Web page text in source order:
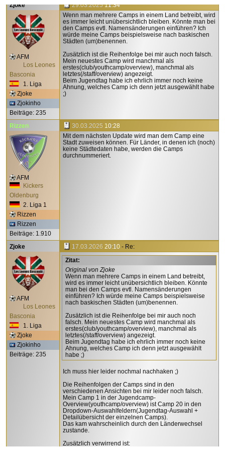
Zjoke
AFM
Los Leones
Basconia
1. Liga
Zjoke
Zjokinho
Beiträge: 235
29.03.2025 11:34
Wenn man mehrere Camps in einem Land betreibt, wird
es immer leicht unübersichtlich bleiben. Könnte man bei
den Camps evtl. Namensänderungen einführen? Ich
würde meine Camps beispielsweise nach baskischen
Städten (um)benennen.
Zusätzlich ist die Reihenfolge bei mir auch noch falsch.
Mein neuestes Camp wird manchmal als
erstes(club/youthcamp/overview), manchmal als
letztes(/staff/overview) angezeigt.
Beim Jugendtag habe ich ehrlich immer noch keine
Ahnung, welches Camp ich denn jetzt ausgewählt habe
;)
Rizzen
AFM
Kickers
Oldenburg
2. Liga 1
Rizzen
Rizzen
Beiträge: 1.910
30.03.2025 10:28
Mit dem nächsten Update wird man dem Camp eine
Stadt zuweisen können. Für Länder, in denen ich (noch)
keine Städtedaten habe, werden die Camps
durchnummeriert.
Zjoke
AFM
Los Leones
Basconia
1. Liga
Zjoke
Zjokinho
Beiträge: 235
17.03.2026 20:10- Re:
Zitat:
Original von Zjoke
Wenn man mehrere Camps in einem Land betreibt,
wird es immer leicht unübersichtlich bleiben. Könnte
man bei den Camps evtl. Namensänderungen
einführen? Ich würde meine Camps beispielsweise
nach baskischen Städten (um)benennen.
Zusätzlich ist die Reihenfolge bei mir auch noch
falsch. Mein neuestes Camp wird manchmal als
erstes(club/youthcamp/overview), manchmal als
letztes(/staff/overview) angezeigt.
Beim Jugendtag habe ich ehrlich immer noch keine
Ahnung, welches Camp ich denn jetzt ausgewählt
habe ;)
Ich muss hier leider nochmal nachhaken ;)
Die Reihenfolgen der Camps sind in den
verschiedenen Ansichten bei mir leider noch falsch.
Mein Camp 1 in der Jugendcamp-
Overview(youthcamp/overview) ist Camp 20 in den
Dropdown-Auswahlfeldern(Jugendtag-Auswahl +
Detailübersicht der einzelnen Camps).
Das kam wahrscheinlich durch den Länderwechsel
zustande.
Zusätzlich verwirrend ist: